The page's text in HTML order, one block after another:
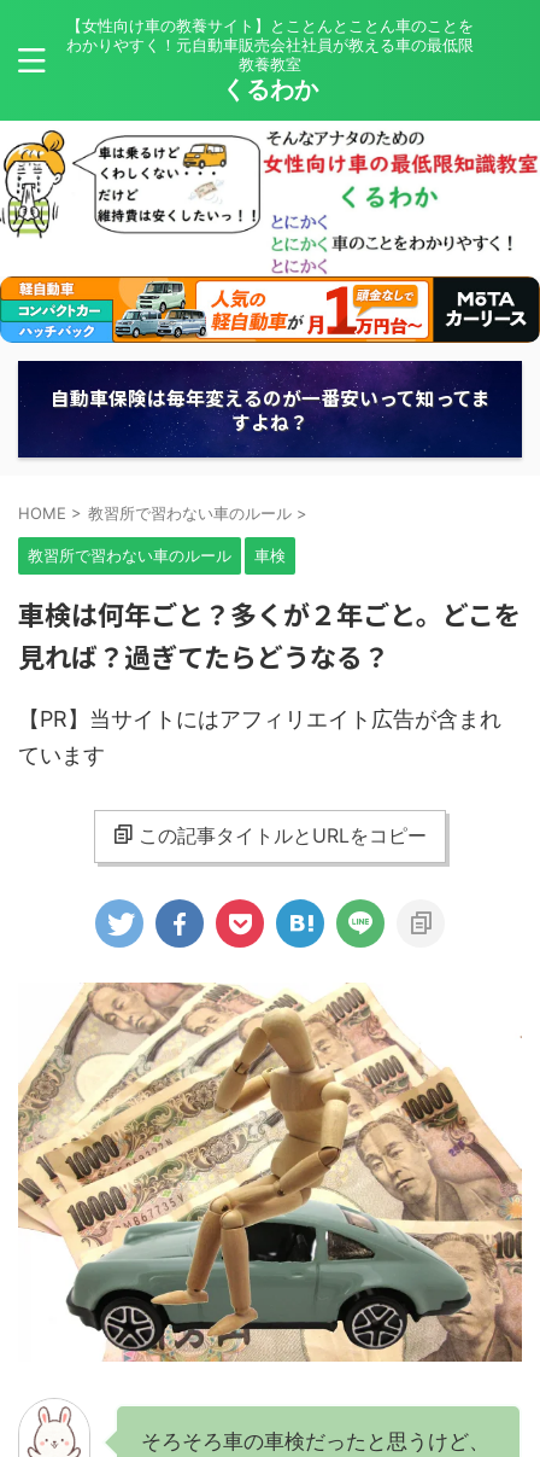
【女性向け車の教養サイト】とことんとことん車のことを
わかりやすく！元自動車販売会社社員が教える車の最低限
教養教室
くるわか
自動車保険は毎年変えるのが一番安いって知ってま
すよね？
HOME > 教習所で習わない車のルール >
教習所で習わない車のルール 車検
車検は何年ごと？多くが２年ごと。どこを
見れば？過ぎてたらどうなる？
【PR】 当サイトにはアフィリエイト広告が含まれ
ています
この記事タイトルとURLをコピー
そろそろ車の車検だったと思うけど、